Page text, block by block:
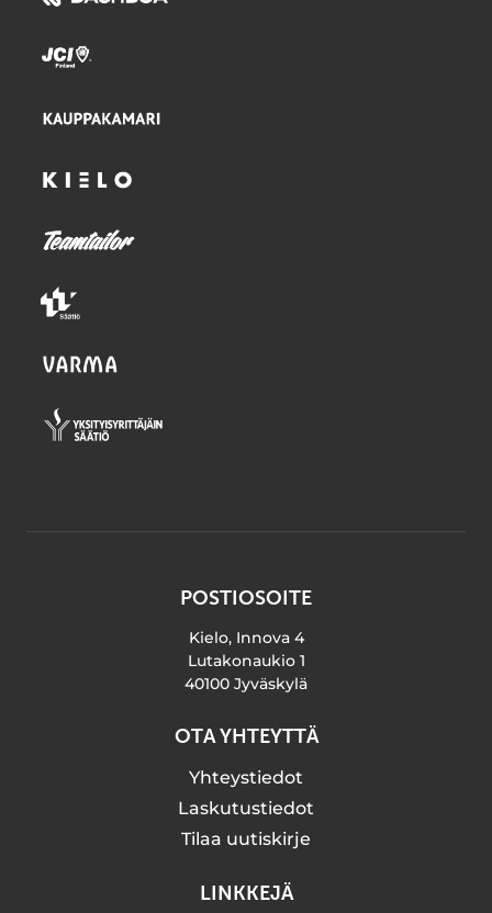
POSTIOSOITE
Kielo, Innova 4
Lutakonaukio 1
40100 Jyväskylä
OTA YHTEYTTÄ
Yhteystiedot
Laskutustiedot
Tilaa uutiskirje
LINKKEJÄ